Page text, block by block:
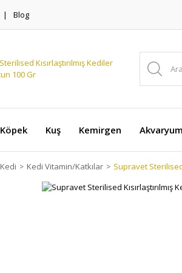
Blog
Köpek Kuş Kemirgen Akvaryum
Kedi Kedi Vitamin/Katkılar Supravet Sterilised